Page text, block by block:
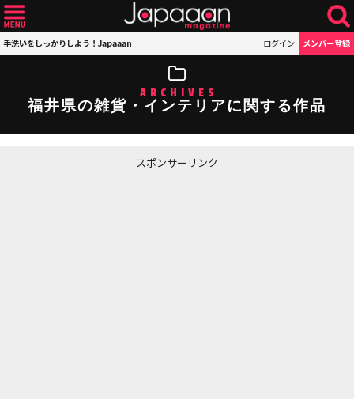
手洗いをしっかりしよう！Japaaan ログイン メンバー登録
ARCHIVES
福井県の雑貨・インテリアに関する作品
スポンサーリンク